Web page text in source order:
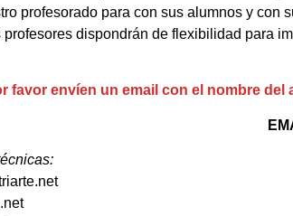
profesorado para con sus alumnos y
dispondrán de flexibilidad para
favor envíen un email con el nombre